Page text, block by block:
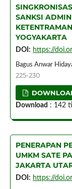
SANKSI
YOGYAKARTA
DOI: https://
Bagus Anwar
225-230
Download : 142
PENERAPAN
UMKM SATE
JAKARTA
DOI: https://